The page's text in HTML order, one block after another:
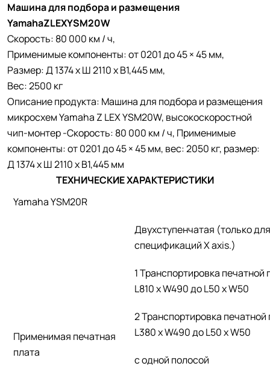
Машина для подбора и размещения
YamahaZLEXYSM20W
Скорость: 80 000 км / ч,
Применимые компоненты: от 0201 до 45 × 45 мм,
Размер: Д 1374 x Ш 2110 x В1,445 мм,
Вес: 2500 кг
Описание продукта: Машина для подбора и размещения
микросхем Yamaha Z LEX YSM20W, высокоскоростной
чип-монтер -Скорость: 80 000 км / ч, Применимые
компоненты: от 0201 до 45 × 45 мм, вес: 2050 кг, размер:
Д 1374 x Ш 2110 x В1,445 мм
ТЕХНИЧЕСКИЕ ХАРАКТЕРИСТИКИ
Yamaha YSM20R
Применимая печатная
плата
Двухступенчатая (только
спецификаций X axis.)
1 Транспортировка печатной
L810 x W490 до L50 x W50
2 Транспортировка печатной
L380 x W490 до L50 x W50
с одной полосой